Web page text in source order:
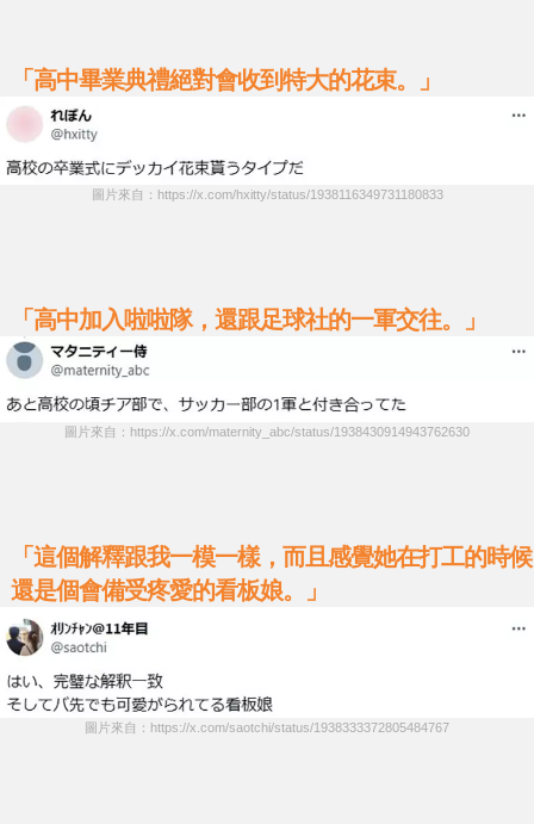
「高中畢業典禮絕對會收到特大的花束。」
圖片來自：https://x.com/hxitty/status/1938116349731180833
「高中加入啦啦隊，還跟足球社的一軍交往。」
圖片來自：https://x.com/maternity_abc/status/1938430914943762630
「這個解釋跟我一模一樣，而且感覺她在打工的時候
還是個會備受疼愛的看板娘。」
圖片來自：https://x.com/saotchi/status/1938333372805484767